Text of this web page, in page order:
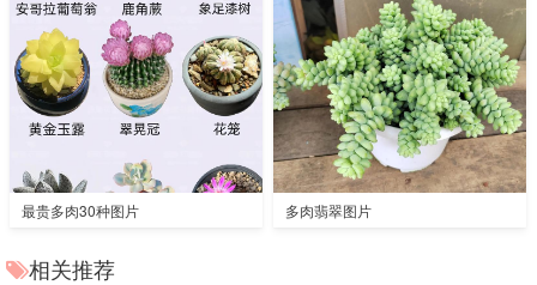
最贵多肉30种图片 多肉翡翠图片
相关推荐